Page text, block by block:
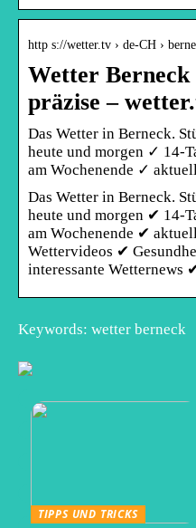
http s://wetter.tv › de-CH ›
Wetter
präzise –
Das Wetter in Berneck.
heute und morgen ✓ 14-
am Wochenende ✓
Das Wetter in Berneck.
heute und morgen ✔ 14-
am Wochenende ✔
Wettervideos ✔
interessante Wetternews
Keywords: wetter berneck
TIPPS UND TRICKS